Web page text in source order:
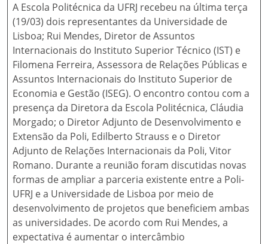
A Escola Politécnica da UFRJ recebeu na última terça
(19/03) dois representantes da Universidade de
Lisboa; Rui Mendes, Diretor de Assuntos
Internacionais do Instituto Superior Técnico (IST) e
Filomena Ferreira, Assessora de Relações Públicas e
Assuntos Internacionais do Instituto Superior de
Economia e Gestão (ISEG). O encontro contou com a
presença da Diretora da Escola Politécnica, Cláudia
Morgado; o Diretor Adjunto de Desenvolvimento e
Extensão da Poli, Edilberto Strauss e o Diretor
Adjunto de Relações Internacionais da Poli, Vitor
Romano. Durante a reunião foram discutidas novas
formas de ampliar a parceria existente entre a Poli-
UFRJ e a Universidade de Lisboa por meio de
desenvolvimento de projetos que beneficiem ambas
as universidades. De acordo com Rui Mendes, a
expectativa é aumentar o intercâmbio